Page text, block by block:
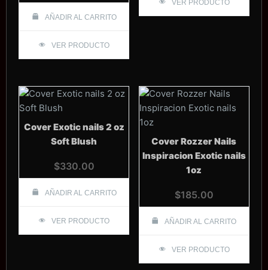
AÑADIR AL CARRITO
VER PRODUCTO
VER PRODUCTO
Cover Exotic nails 2 oz
Soft Blush
$330.00
AÑADIR AL CARRITO
VER PRODUCTO
Cover Rozzer Nails
Inspiracion Exotic nails
1oz
$185.00
AÑADIR AL CARRITO
VER PRODUCTO